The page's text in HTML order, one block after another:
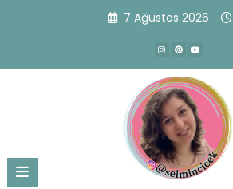
7 Ağustos 2026
Atatürk Haftası
Önerisi